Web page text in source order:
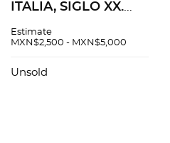
ITALIA, SIGLO XX.
policromada. Diseño
Firmada. Cuenta con
Estimate
MXN$2,500 - MXN$5,000
Unsold